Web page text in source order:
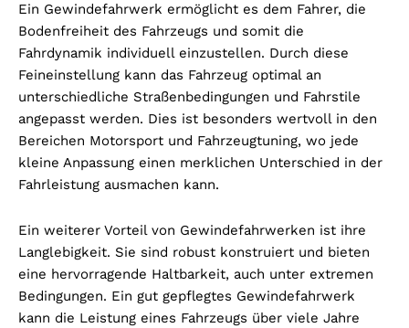
Ein Gewindefahrwerk ermöglicht es dem Fahrer, die
Bodenfreiheit des Fahrzeugs und somit die
Fahrdynamik individuell einzustellen. Durch diese
Feineinstellung kann das Fahrzeug optimal an
unterschiedliche Straßenbedingungen und Fahrstile
angepasst werden. Dies ist besonders wertvoll in den
Bereichen Motorsport und Fahrzeugtuning, wo jede
kleine Anpassung einen merklichen Unterschied in der
Fahrleistung ausmachen kann.
Ein weiterer Vorteil von Gewindefahrwerken ist ihre
Langlebigkeit. Sie sind robust konstruiert und bieten
eine hervorragende Haltbarkeit, auch unter extremen
Bedingungen. Ein gut gepflegtes Gewindefahrwerk
kann die Leistung eines Fahrzeugs über viele Jahre